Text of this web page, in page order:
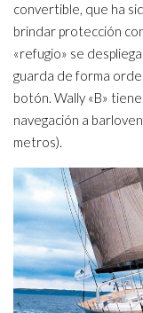
convertible, que ha
brindar protección
«refugio» se
guarda de forma
botón. Wally «B»
navegación a
metros).